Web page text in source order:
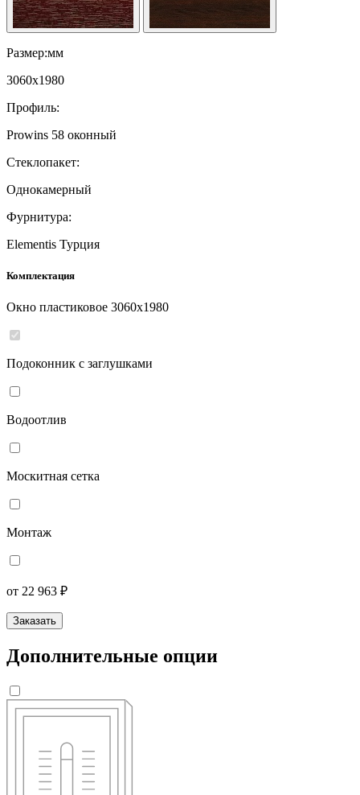
Размер:мм
3060x1980
Профиль:
Prowins 58 оконный
Стеклопакет:
Однокамерный
Фурнитура:
Elementis Турция
Комплектация
Окно пластиковое 3060x1980
Подоконник с заглушками
Водоотлив
Москитная сетка
Монтаж
от 22 963 ₽
Заказать
Дополнительные опции